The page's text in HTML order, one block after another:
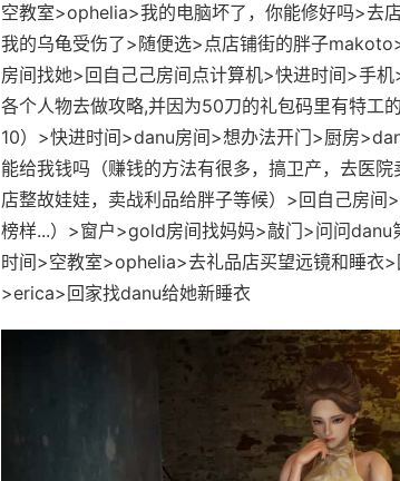
空教室>ophelia>我的电脑坏了，你能修好吗>去
我的乌龟受伤了>随便选>点店铺街的胖子
房间找她>回自己己房间点计算机>快进时间>手
各个人物去做攻略,并因为50刀的礼包码里有特工
10）>快进时间>danu房间>想办法开门>厨房
能给我钱吗（赚钱的方法有很多，搞卫产，去医
店整故娃娃，卖战利品给胖子等候）>回自己房间
榜样...）>窗户>gold房间找妈妈>敲门>问问danu
时间>空教室>ophelia>去礼品店买望远镜和睡衣
>erica>回家找danu给她新睡衣